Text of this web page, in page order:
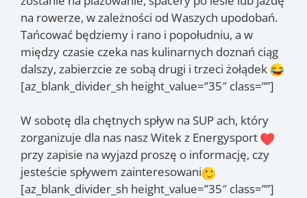
na rowerze, w zależności od Waszych upodobań.
Tańcować będziemy i rano i popołudniu, a w
między czasie czeka nas kulinarnych doznań ciąg
dalszy, zabierzcie ze sobą drugi i trzeci żołądek
[az_blank_divider_sh height_value=”35″ class=””]
W sobotę dla chętnych spływ na SUP ach, który
zorganizuje dla nas nasz Witek z Energysport
przy zapisie na wyjazd proszę o informację, czy
jesteście spływem zainteresowani
[az_blank_divider_sh height_value=”35″ class=””]